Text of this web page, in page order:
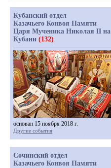
Кубанский отдел
Казачьего Конвоя Памяти
Царя Мученика Николая II на
Кубани (132)
основан 15 ноября 2018 г.
Другие события
Сочинский отдел
Казачьего Конвоя Памяти